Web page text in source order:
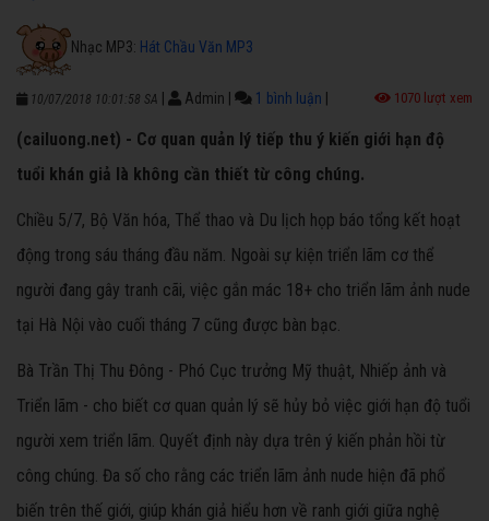
Nhạc MP3: Hát Chầu Văn MP3
10/07/2018 10:01:58 SA Admin 1 bình luận 1070 lượt xem
(cailuong.net) - Cơ quan quản lý tiếp thu ý kiến giới hạn độ
tuổi khán giả là không cần thiết từ công chúng.
Chiều 5/7, Bộ Văn hóa, Thể thao và Du lịch họp báo tổng kết hoạt
động trong sáu tháng đầu năm. Ngoài sự kiện triển lãm cơ thể
người đang gây tranh cãi, việc gắn mác 18+ cho triển lãm ảnh nude
tại Hà Nội vào cuối tháng 7 cũng được bàn bạc.
Bà Trần Thị Thu Đông - Phó Cục trưởng Mỹ thuật, Nhiếp ảnh và
Triển lãm - cho biết cơ quan quản lý sẽ hủy bỏ việc giới hạn độ tuổi
người xem triển lãm. Quyết định này dựa trên ý kiến phản hồi từ
công chúng. Đa số cho rằng các triển lãm ảnh nude hiện đã phổ
biến trên thế giới, giúp khán giả hiểu hơn về ranh giới giữa nghệ